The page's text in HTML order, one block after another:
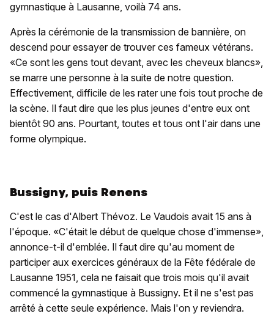
gymnastique à Lausanne, voilà 74 ans.
Après la cérémonie de la transmission de bannière, on
descend pour essayer de trouver ces fameux vétérans.
«Ce sont les gens tout devant, avec les cheveux blancs»,
se marre une personne à la suite de notre question.
Effectivement, difficile de les rater une fois tout proche de
la scène. Il faut dire que les plus jeunes d'entre eux ont
bientôt 90 ans. Pourtant, toutes et tous ont l'air dans une
forme olympique.
Bussigny, puis Renens
C'est le cas d'Albert Thévoz. Le Vaudois avait 15 ans à
l'époque. «C'était le début de quelque chose d'immense»,
annonce-t-il d'emblée. Il faut dire qu'au moment de
participer aux exercices généraux de la Fête fédérale de
Lausanne 1951, cela ne faisait que trois mois qu'il avait
commencé la gymnastique à Bussigny. Et il ne s'est pas
arrêté à cette seule expérience. Mais l'on y reviendra.